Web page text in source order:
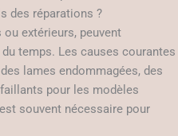
des réparations ?
extérieurs, peuvent
temps. Les causes courantes
lames endommagées, des
pour les modèles
souvent nécessaire pour